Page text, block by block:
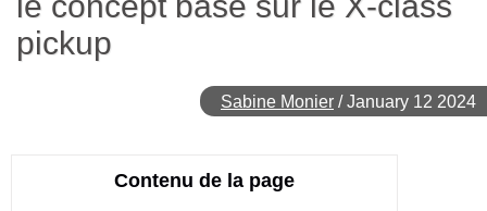
pickup
Sabine Monier /January 12 2024
Contenu de la page